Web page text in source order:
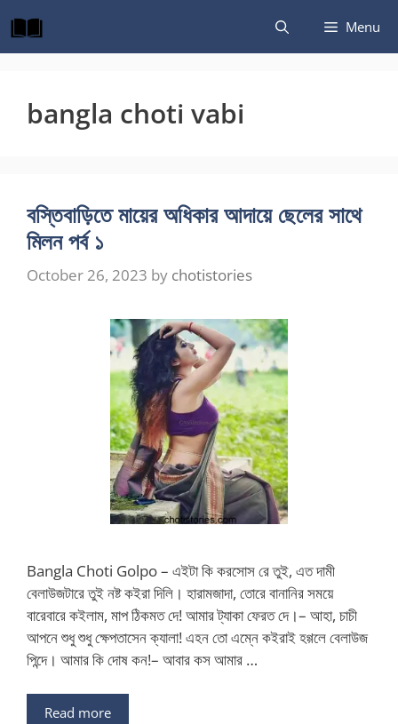
to
content
Menu
bangla choti vabi
বস্তিবাড়িতে মায়ের অধিকার আদায়ে ছেলের সাথে
মিলন পর্ব ১
October 26, 2023 by chotistories
Bangla Choti Golpo – এইটা কি করসোস রে তুই, এত দামী
বেলাউজটারে তুই নষ্ট কইরা দিলি। হারামজাদা, তোরে বানানির সময়ে
বারেবারে কইলাম, মাপ ঠিকমত দে! আমার ট্যাকা ফেরত দে।– আহা, চাচী
আপনে শুধু শুধু ক্ষেপতাসেন ক্যালা! এহন তো এম্নে কইরাই হগ্গলে বেলাউজ
পিন্দে। আমার কি দোষ কন!– আবার কস আমার …
Read more